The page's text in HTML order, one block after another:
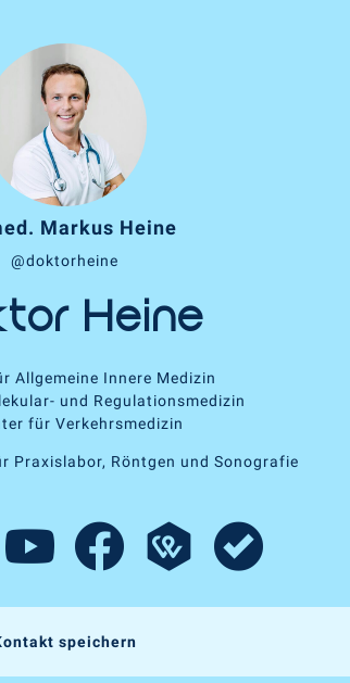
Markus Heine
@doktorheine
Heine
Allgemeine Innere Medizin
und Regulationsmedizin
für Verkehrsmedizin
Praxislabor, Röntgen und Sonografie
speichern